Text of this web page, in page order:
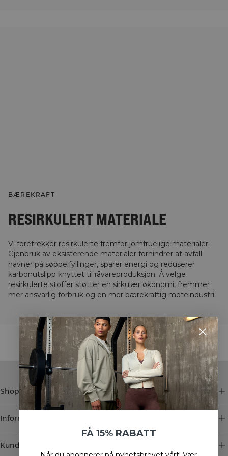
BÆREKRAFT
RESIRKULERT MATERIALE
Vi foretrekker resirkulerte fremfor jomfruelige materialer.
Gjenbruk av eksisterende materialer forhindrer at avfall
havner på søppelfyllinger, sparer energi og reduserer
karbonutslipp knyttet til råvareproduksjon. Å velge
resirkulerte stoffer støtter en sirkulær økonomi, fremmer
mer ansvarlig forbruk og en mer bærekraftig moteindustri.
STYLE WITH
Shop
Informasjon
Kundeservice
FÅ 15% RABATT